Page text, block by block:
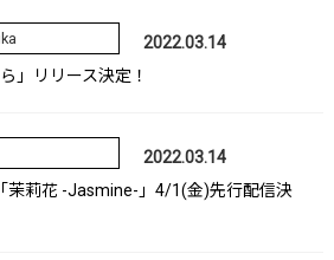
2022.03.14
」リリース決定！
2022.03.14
茉莉花 -Jasmine-」4/1(金)先行配信決